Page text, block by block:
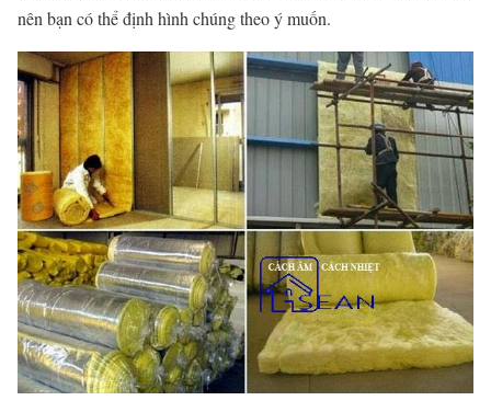
nên bạn có thể định hình chúng theo ý muốn.